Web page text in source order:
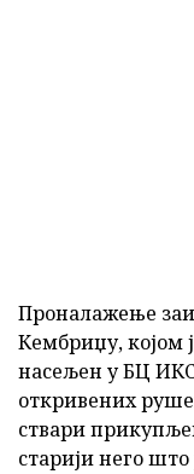
Проналажење
Кембриџу, којом
насељен у БЦ
откривених
ствари
старији него